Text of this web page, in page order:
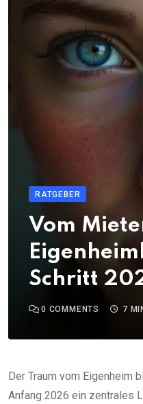
RATGEBER
Vom
Schritt
0 COMMENTS 7
Der Traum vom Eigenheim
Anfang 2026 ein zentrales